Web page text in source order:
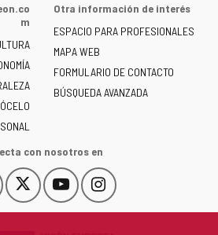
m
Otra información de interés
ESPACIO PARA PROFESIONALES
MAPA WEB
FORMULARIO DE CONTACTO
BÚSQUEDA AVANZADA
con nosotros en
Este
enlace
YouTube
Este
enlace
Instagram
Este
enlace